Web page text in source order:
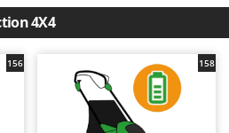
pour gazon
de terre pour tracteur
sur roues
4X4
156 158